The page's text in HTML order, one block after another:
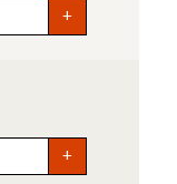
+
+